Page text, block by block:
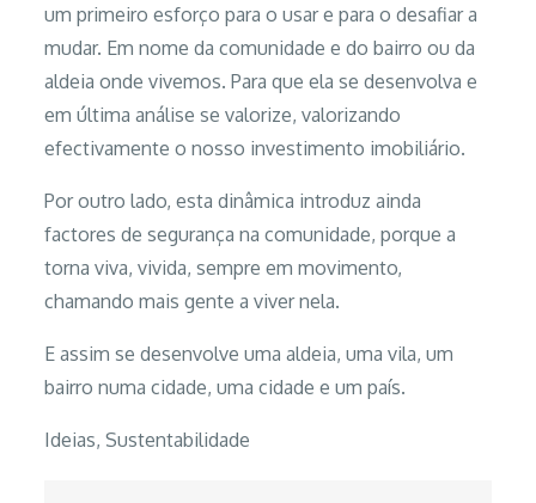
um primeiro esforço para o usar e para o desafiar a
mudar. Em nome da comunidade e do bairro ou da
aldeia onde vivemos. Para que ela se desenvolva e
em última análise se valorize, valorizando
efectivamente o nosso investimento imobiliário.
Por outro lado, esta dinâmica introduz ainda
factores de segurança na comunidade, porque a
torna viva, vivida, sempre em movimento,
chamando mais gente a viver nela.
E assim se desenvolve uma aldeia, uma vila, um
bairro numa cidade, uma cidade e um país.
Ideias,Sustentabilidade